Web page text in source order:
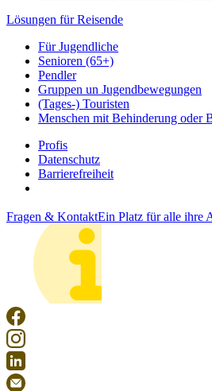
Lösungen für Reisende
Für Jugendliche
Senioren (65+)
Pendler
Gruppen un Jugendbewegungen
(Tages-) Touristen
Menschen mit Behinderung oder
Profis
Datenschutz
Barrierefreiheit
Fragen & KontaktEin Platz für alle ihre